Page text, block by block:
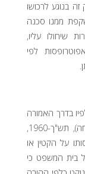
בנוגע לרכושו
ממנו סכנה
שיחולו עליו,
לפי
בדרך האמורה
בסעיף 3(3) או (4) לחוק הנוער (טיפול והשגחה), תש"ך-1960,
על הקטין או
בית המשפט כי